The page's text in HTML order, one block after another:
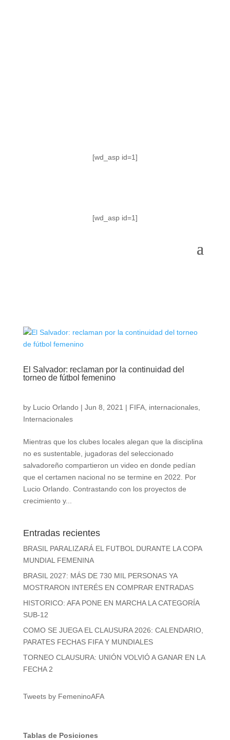
[wd_asp id=1]
[wd_asp id=1]
El Salvador: reclaman por la continuidad del
torneo de fútbol femenino
by Lucio Orlando| Jun 8, 2021 | FIFA, internacionales,
Internacionales
Mientras que los clubes locales alegan que la disciplina
no es sustentable, jugadoras del seleccionado
salvadoreño compartieron un video en donde pedían
que el certamen nacional no se termine en 2022. Por
Lucio Orlando. Contrastando con los proyectos de
crecimiento y...
Entradas recientes
BRASIL PARALIZARÁ EL FUTBOL DURANTE LA COPA
MUNDIAL FEMENINA
BRASIL 2027: MÁS DE 730 MIL PERSONAS YA
MOSTRARON INTERÉS EN COMPRAR ENTRADAS
HISTORICO: AFA PONE EN MARCHA LA CATEGORÍA
SUB-12
COMO SE JUEGA EL CLAUSURA 2026: CALENDARIO,
PARATES FECHAS FIFA Y MUNDIALES
TORNEO CLAUSURA: UNIÓN VOLVIÓ A GANAR EN LA
FECHA 2
Tweets by FemeninoAFA
Tablas de Posiciones